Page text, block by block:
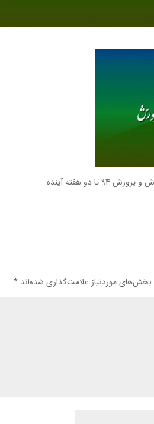
دو هفته آینده
بخش‌های موردنیاز علامت‌گذاری شده‌اند*